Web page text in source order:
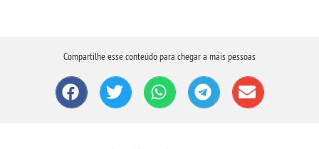
Compartilhe esse conteúdo para chegar a mais pessoas